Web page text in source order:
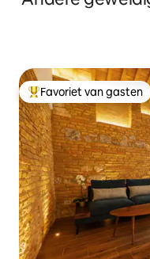
fashion, veel
Bars en Supermarkten
Topfavoriet van gasten
Favoriet van gasten